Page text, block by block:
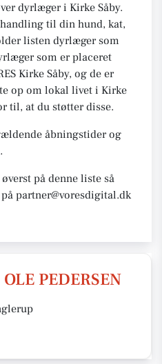
dyrlæger i Kirke Såby.
til din hund, kat,
listen dyrlæger som
som er placeret
Kirke Såby, og de er
op om lokal livet i Kirke
til, at du støtter disse.
åbningstider og
på denne liste så
partner@voresdigital.dk
PEDERSEN